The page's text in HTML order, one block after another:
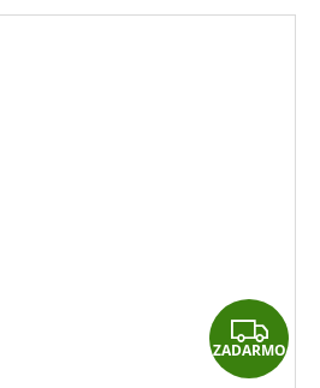
Z
A
ZADARMO